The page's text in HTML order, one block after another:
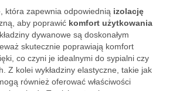
która zapewnia odpowiednią izolację
aby poprawić komfort użytkowania
dywanowe są doskonałym
skutecznie poprawiają komfort
co czyni je idealnymi do sypialni czy
Z kolei wykładziny elastyczne, takie jak
również oferować właściwości